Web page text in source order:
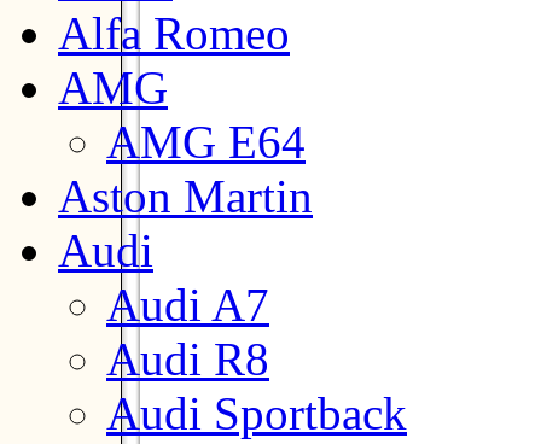
Alfa Romeo
AMG
AMG E64
Aston Martin
Audi
Audi A7
Audi R8
Audi Sportback